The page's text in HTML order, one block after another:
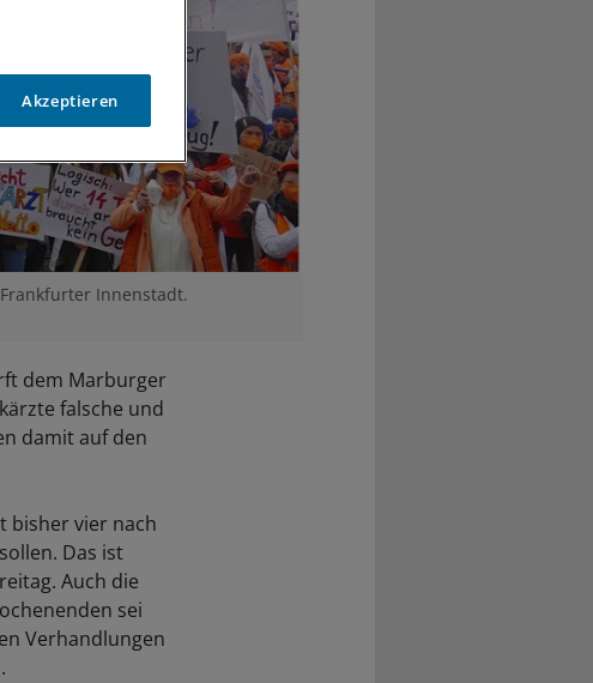
Innenstadt.
dem Marburger
falsche und
damit auf den
bisher vier nach
Das ist
Auch die
sei
Verhandlungen
Akzeptieren